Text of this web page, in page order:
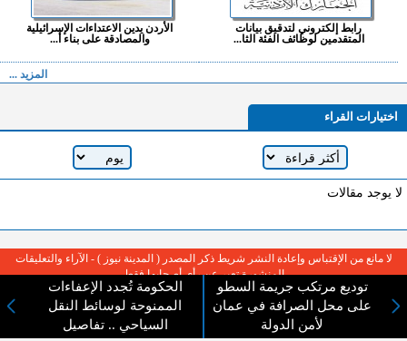
رابط إلكتروني لتدقيق بيانات
المتقدمين لوظائف الفئة الثا...
الأردن يدين الاعتداءات الإسرائيلية
والمصادقة على بناء أ...
المزيد ...
اختيارات القراء
لا يوجد مقالات
توديع مرتكب جريمة السطو
على محل الصرافة في عمان
لأمن الدولة
الحكومة تُجدد الإعفاءات
الممنوحة لوسائط النقل
السياحي .. تفاصيل
لا مانع من الإقتباس وإعادة النشر شريط ذكر المصدر ( المدينة نيوز ) - الآراء والتعليقات
المنشورة تعبر عن رأي أصحابها فقط